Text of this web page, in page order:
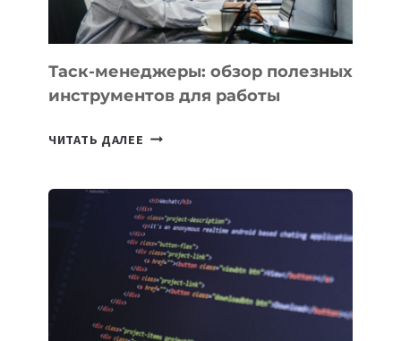
ПОРУЧИТЬ
УЖЕ
СЕГОДНЯ
Таск-менеджеры: обзор полезных
инструментов для работы
ЧИТАТЬ ДАЛЕЕ ТАСК-
ПОЛЕЗНЫХ
ИНСТРУМЕНТОВ
ДЛЯ
РАБОТЫ